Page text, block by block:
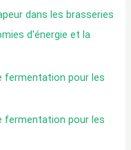
dans les brasseries
d'énergie et la
fermentation pour les
fermentation pour les